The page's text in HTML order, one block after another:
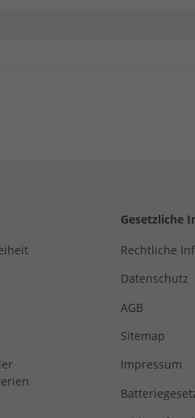
Gesetzliche
Rechtliche
Datenschutz
AGB
Sitemap
Impressum